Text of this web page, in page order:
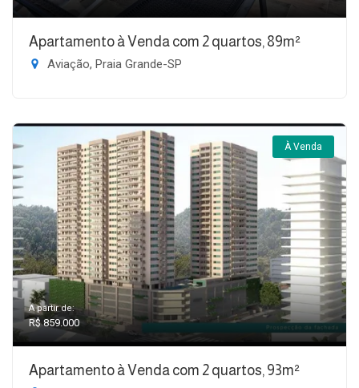
Apartamento à Venda com 2 quartos, 89m²
Aviação, Praia Grande-SP
À Venda
A partir de:
R$ 859.000
Apartamento à Venda com 2 quartos, 93m²